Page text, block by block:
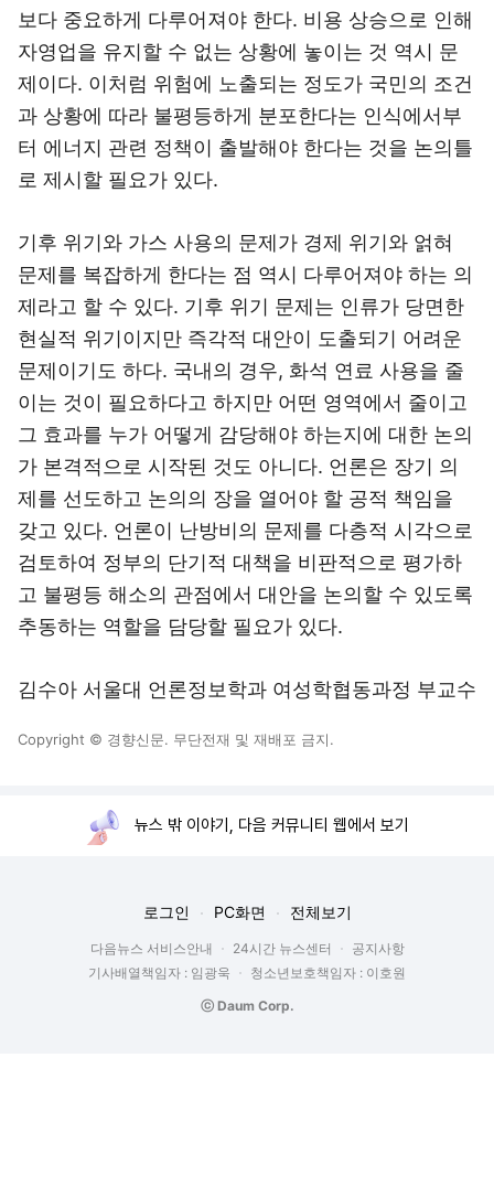
보다 중요하게 다루어져야 한다. 비용 상승으로 인해
자영업을 유지할 수 없는 상황에 놓이는 것 역시 문
제이다. 이처럼 위험에 노출되는 정도가 국민의 조건
과 상황에 따라 불평등하게 분포한다는 인식에서부
터 에너지 관련 정책이 출발해야 한다는 것을 논의틀
로 제시할 필요가 있다.
기후 위기와 가스 사용의 문제가 경제 위기와 얽혀
문제를 복잡하게 한다는 점 역시 다루어져야 하는 의
제라고 할 수 있다. 기후 위기 문제는 인류가 당면한
현실적 위기이지만 즉각적 대안이 도출되기 어려운
문제이기도 하다. 국내의 경우, 화석 연료 사용을 줄
이는 것이 필요하다고 하지만 어떤 영역에서 줄이고
그 효과를 누가 어떻게 감당해야 하는지에 대한 논의
가 본격적으로 시작된 것도 아니다. 언론은 장기 의
제를 선도하고 논의의 장을 열어야 할 공적 책임을
갖고 있다. 언론이 난방비의 문제를 다층적 시각으로
검토하여 정부의 단기적 대책을 비판적으로 평가하
고 불평등 해소의 관점에서 대안을 논의할 수 있도록
추동하는 역할을 담당할 필요가 있다.
김수아 서울대 언론정보학과 여성학협동과정 부교수
Copyright © 경향신문. 무단전재 및 재배포 금지.
뉴스 밖 이야기, 다음 커뮤니티 웹에서 보기
로그인 PC화면 전체보기
다음뉴스 서비스안내 24시간 뉴스센터
공지사항
기사배열책임자 : 임광욱
청소년보호책임자 : 이호원
ⓒ Daum Corp.